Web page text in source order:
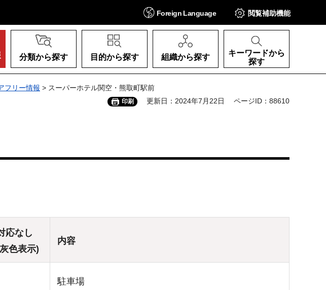
Foreign Language 閲覧補助機能
分類から探す 目的から探す 組織から探す
キーワードから
探す
フリー情報 > スーパーホテル関空・熊取町駅前
印刷 更新日：2024年7月22日 ページID：88610
応なし
色表示)
内容
駐車場